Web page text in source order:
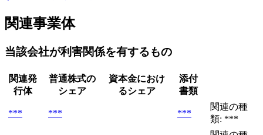
関連事業体
当該会社が利害関係を有するもの
関連発
行体
普通株式の
シェア
資本金におけ
るシェア
添付
書類
*** *** ***
関連の種
類: ***